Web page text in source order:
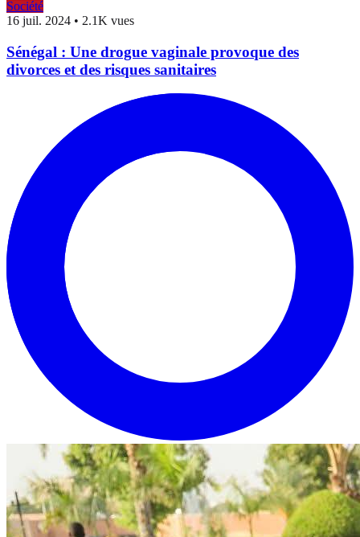
Société
16 juil. 2024 • 2.1K vues
Sénégal : Une drogue vaginale provoque des
divorces et des risques sanitaires